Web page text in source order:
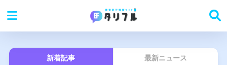
新着記事 最新ニュース